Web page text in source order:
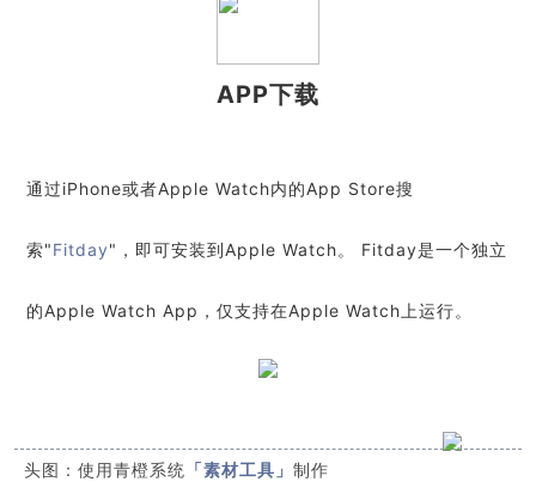
APP下载
通过iPhone或者Apple Watch内的App Store搜
索"Fitday"，即可安装到Apple Watch。 Fitday是一个独立
的Apple Watch App，仅支持在Apple Watch上运行。
头图： 使用青橙系统 「素材工具」 制作